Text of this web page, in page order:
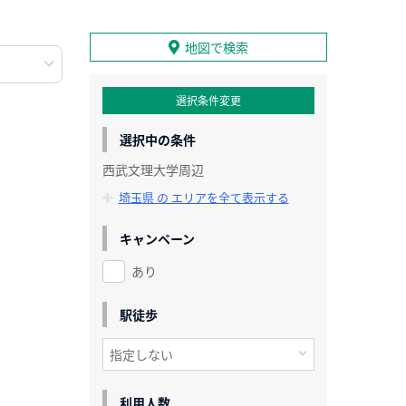
地図で検索
選択条件変更
選択中の条件
西武文理大学周辺
埼玉県 の エリアを全て表示する
キャンペーン
あり
駅徒歩
利用人数